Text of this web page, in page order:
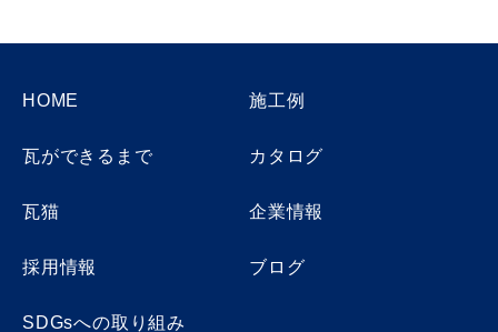
HOME 施工例
瓦ができるまで カタログ
瓦猫 企業情報
採用情報 ブログ
SDGsへの取り組み